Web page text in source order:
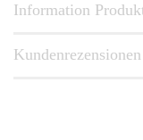
Information
Kundenrezensionen